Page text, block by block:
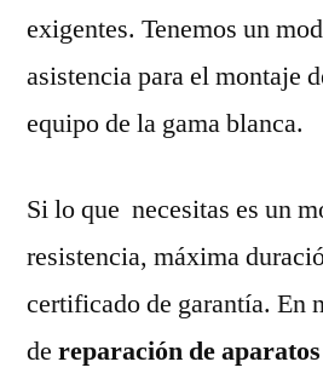
exigentes. Tenemos un
asistencia para el montaje
equipo de la gama blanca.
Si lo que necesitas es un
resistencia, máxima
certificado de garantía. En
de reparación de aparatos